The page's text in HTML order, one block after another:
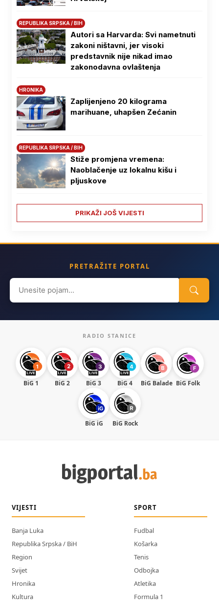
REPUBLIKA SRPSKA / BIH
Autori sa Harvarda: Svi nametnuti
zakoni ništavni, jer visoki
predstavnik nije nikad imao
zakonodavna ovlaštenja
HRONIKA
Zaplijenjeno 20 kilograma
marihuane, uhapšen Zećanin
REPUBLIKA SRPSKA / BIH
Stiže promjena vremena:
Naoblačenje uz lokalnu kišu i
pljuskove
PRIKAŽI JOŠ VIJESTI
PRETRAŽITE PORTAL
Search
for:
RADIO STANICE
BiG 1 BiG 2 BiG 3 BiG 4 BiG Balade BiG Folk
BiG iG BiG Rock
VIJESTI
Banja Luka
Republika Srpska / BiH
Region
Svijet
Hronika
Kultura
SPORT
Fudbal
Košarka
Tenis
Odbojka
Atletika
Formula 1